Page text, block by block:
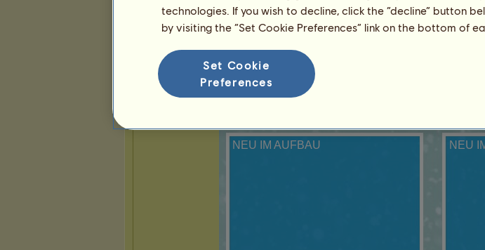
technologies. If you wish to decline, click the “decline” button
by visiting the “Set Cookie Preferences” link on the bottom of
Set Cookie
Preferences